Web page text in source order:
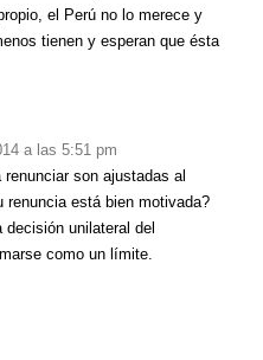
el Perú no lo merece y
tienen y esperan que ésta
a las 5:51 pm
son ajustadas al
está bien motivada?
unilateral del
como un límite.